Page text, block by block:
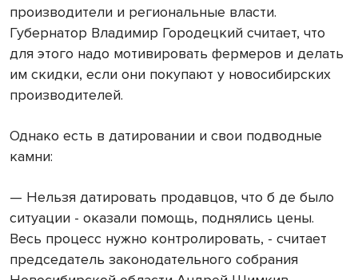
производители и региональные власти.
Губернатор Владимир Городецкий считает, что
для этого надо мотивировать фермеров и делать
им скидки, если они покупают у новосибирских
производителей.
Однако есть в датировании и свои подводные
камни:
— Нельзя датировать продавцов, что б де было
ситуации - оказали помощь, поднялись цены.
Весь процесс нужно контролировать, - считает
председатель законодательного собрания